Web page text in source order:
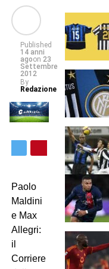
Published
14 anni
agoon 23
Settembre
2012
By
Redazione
Paolo
Maldini
e Max
Allegri:
il
Corriere